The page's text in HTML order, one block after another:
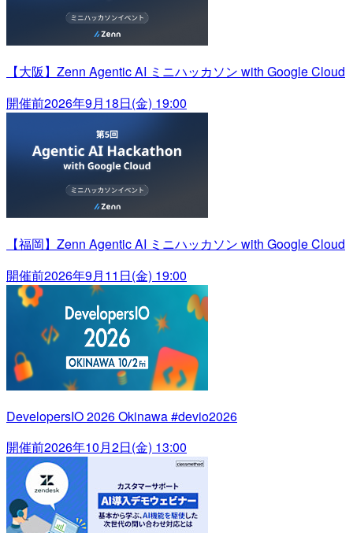
【大阪】Zenn Agentic AI ミニハッカソン with Google Cloud
開催前2026年9月18日(金) 19:00
【福岡】Zenn Agentic AI ミニハッカソン with Google Cloud
開催前2026年9月11日(金) 19:00
DevelopersIO 2026 Okinawa #devio2026
開催前2026年10月2日(金) 13:00